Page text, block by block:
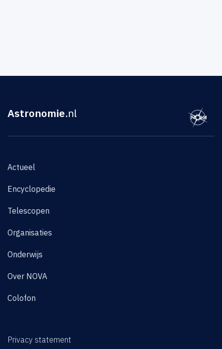
Astronomie.nl
Actueel
Encyclopedie
Telescopen
Organisaties
Onderwijs
Over NOVA
Colofon
Privacy statement